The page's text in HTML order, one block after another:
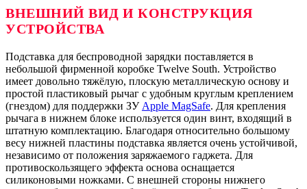
ВНЕШНИЙ ВИД И КОНСТРУКЦИЯ
УСТРОЙСТВА
Подставка для беспроводной зарядки поставляется в
небольшой фирменной коробке Twelve South. Устройство
имеет довольно тяжёлую, плоскую металлическую основу и
простой пластиковый рычаг с удобным круглым креплением
(гнездом) для поддержки ЗУ Apple MagSafe. Для крепления
рычага в нижнем блоке используется один винт, входящий в
штатную комплектацию. Благодаря относительно большому
весу нижней пластины подставка является очень устойчивой,
независимо от положения заряжаемого гаджета. Для
противоскользящего эффекта основа оснащается
силиконовыми ножками. С внешней стороны нижнего